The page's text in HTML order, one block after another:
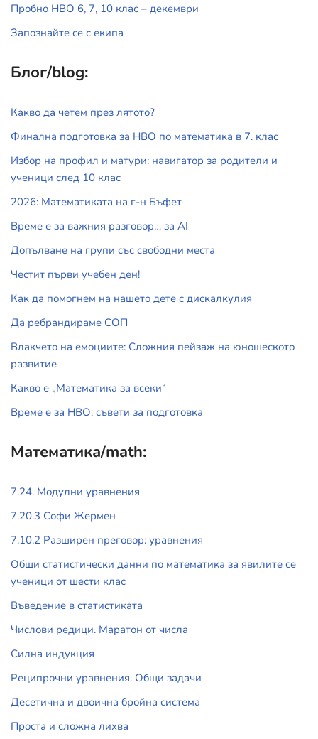
Пробно НВО 6, 7, 10 клас – декември
Запознайте се с екипа
Блог/blog:
Какво да четем през лятото?
Финална подготовка за НВО по математика в 7. клас
Избор на профил и матури: навигатор за родители и
ученици след 10 клас
2026: Математиката на г-н Бъфет
Време е за важния разговор… за АI
Допълване на групи със свободни места
Честит първи учебен ден!
Как да помогнем на нашето дете с дискалкулия
Да ребрандираме СОП
Влакчето на емоциите: Сложния пейзаж на юношеското
развитие
Какво е „Математика за всеки“
Време е за НВО: съвети за подготовка
Математика/math:
7.24. Модулни уравнения
7.20.3 Софи Жермен
7.10.2 Разширен преговор: уравнения
Общи статистически данни по математика за явилите се
ученици от шести клас
Въведение в статистиката
Числови редици. Маратон от числа
Силна индукция
Реципрочни уравнения. Общи задачи
Десетична и двоична бройна система
Проста и сложна лихва